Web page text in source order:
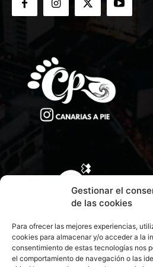
Gestionar el
de las cookies
Para ofrecer las mejores experiencias,
cookies para almacenar y/o acceder a la
consentimiento de estas tecnologías nos
el comportamiento de navegación o las